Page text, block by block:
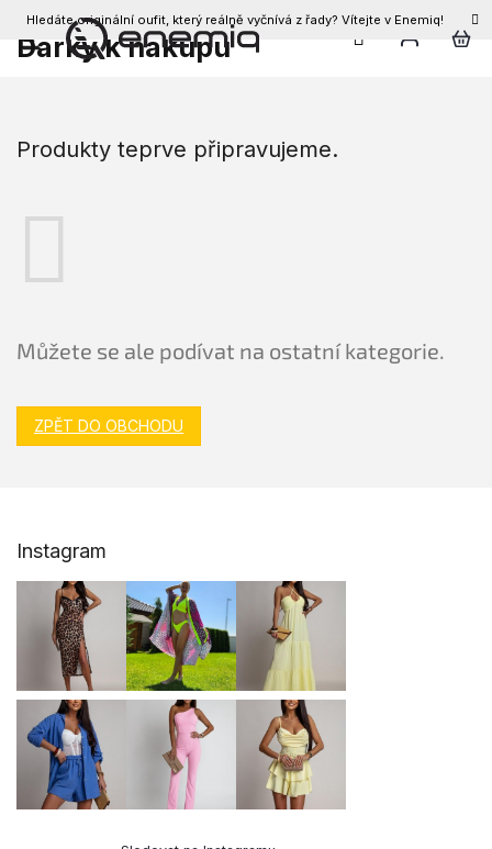
Přejít
Hledáte originální oufit, který reálně vyčnívá z řady? Vítejte v Enemiq!
CZK
Dárky k nákupu
Produkty teprve připravujeme.
Můžete se ale podívat na ostatní kategorie.
ZPĚT DO OBCHODU
Instagram